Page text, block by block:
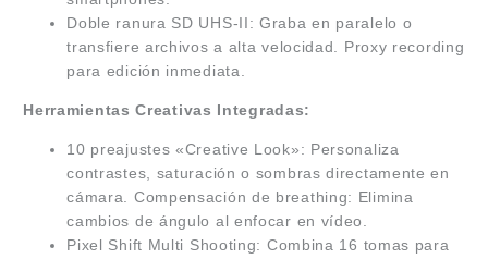
Doble ranura SD UHS-II: Graba en paralelo o
transfiere archivos a alta velocidad. Proxy recording
para edición inmediata.
Herramientas Creativas Integradas:
10 preajustes «Creative Look»: Personaliza
contrastes, saturación o sombras directamente en
cámara. Compensación de breathing: Elimina
cambios de ángulo al enfocar en vídeo.
Pixel Shift Multi Shooting: Combina 16 tomas para